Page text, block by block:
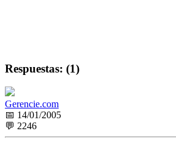
Respuestas: (1)
Gerencie.com
📅 14/01/2005
💬 2246